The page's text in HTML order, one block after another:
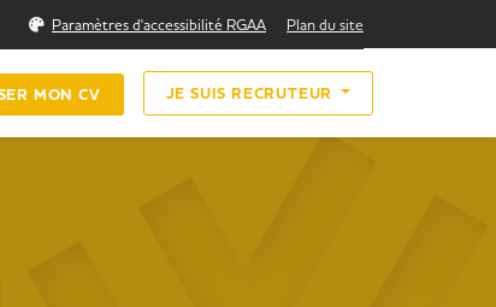
Paramètres d'accessibilité RGAA Plan du site
MON CV JE SUIS RECRUTEUR